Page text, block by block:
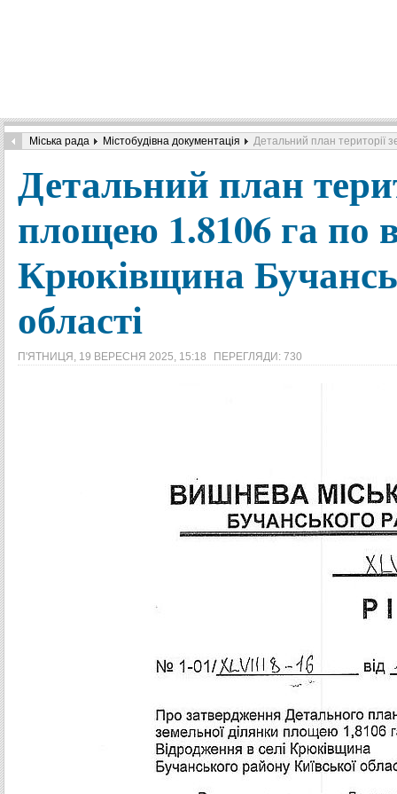
Міська рада Містобудівна документація Детальний план території
Детальний план
площею 1.8106 га по
Крюківщина
області
П'ЯТНИЦЯ, 19 ВЕРЕСНЯ 2025, 15:18 ПЕРЕГЛЯДИ: 730